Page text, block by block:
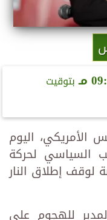
مـ
بتوقيت
الأمريكي، اليوم
السياسي لحركة
لوقف إطلاق النار
للهجوم على